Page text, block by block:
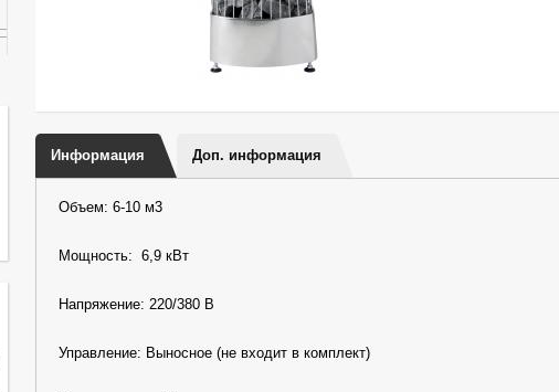
Информация Доп. информация
Объем: 6-10 м3
Мощность: 6,9 кВт
Напряжение: 220/380 В
Управление: Выносное (не входит в комплект)